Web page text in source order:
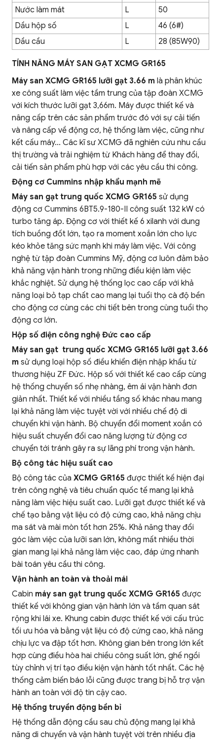
Nước làm mát L
50
Dầu hộp số
L
46 (6#)
Dầu cầu
L 28 (85W90)
TÍNH NĂNG MÁY SAN GẠT XCMG GR165
Máy san XCMG GR165 lưỡi gạt 3.66 m là phân khúc
xe công suất làm việc tầm trung của tập đoàn XCMG
với kích thước lưỡi gạt 3,66m. Máy được thiết kế và
nâng cấp trên các sản phẩm trước đó với sự cải tiến
và nâng cấp về động cơ, hệ thống làm việc, cũng như
kết cấu máy... Các kĩ sư XCMG đã nghiên cứu nhu cầu
thị trường và trải nghiệm từ Khách hàng để thay đổi,
cải tiến sản phẩm phù hợp với các yêu cầu thi công.
Động cơ Cummins nhập khẩu mạnh mẽ
Máy san gạt trung quốc XCMG GR165 sử dụng
động cơ Cummins 6BT5.9-180-II công suất 132 kW có
turbo tăng áp. Động cơ với thiết kế 6 xilanh với dung
tích buồng đốt lớn, tạo ra moment xoắn lớn cho lực
kéo khỏe tăng sức mạnh khi máy làm việc. Với công
nghệ từ tập đoàn Cummins Mỹ, động cơ luôn đảm bảo
khả năng vận hành trong những điều kiện làm việc
khắc nghiệt. Sử dụng hệ thống lọc cao cấp với khả
năng loại bỏ tạp chất cao mang lại tuổi thọ cà độ bền
cho động cơ cùng các chi tiết bên trong cùng tuổi thọ
động cơ lớn.
Hộp số điện công nghệ Đức cao cấp
Máy san gạt trung quốc XCMG GR165 lưỡi gạt 3.66
m sử dụng loại hộp số điều khiển điện nhập khẩu từ
thương hiệu ZF Đức. Hộp số với thiết kế cao cấp cùng
hệ thống chuyển số nhẹ nhàng, êm ái vận hành đơn
giản nhất. Thiết kế với nhiều tầng số khác nhau mang
lại khả năng làm việc tuyệt vời với nhiều chế độ di
chuyển khi vận hành. Bộ chuyển đổi moment xoắn có
hiệu suất chuyển đổi cao năng lượng từ động cơ
chuyển tới tránh gây ra sự lãng phí trong vận hành.
Bộ công tác hiệu suất cao
Bộ công tác của XCMG GR165 được thiết kế hiện đại
trên công nghệ và tiêu chuẩn quốc tế mang lại khả
năng làm việc hiệu suất cao. Lưỡi gạt được thiết kế và
chế tạo bằng vật liệu có độ cứng cao, khả năng chịu
ma sát và mài mòn tốt hơn 25%. Khả năng thay đổi
góc làm việc của lưỡi san lớn, không mất nhiều thời
gian mang lại khả năng làm việc cao, đáp ứng nhanh
bài toán yêu cầu thi công.
Vận hành an toàn và thoải mái
Cabin máy san gạt trung quốc XCMG GR165 được
thiết kế với không gian vận hành lớn và tầm quan sát
rộng khi lái xe. Khung cabin được thiết kế với cấu trúc
tối ưu hóa và bằng vật liệu có độ cứng cao, khả năng
chịu lực va đập tốt hơn. Không gian bên trong lớn kết
hợp cùng điều hòa hai chiều công suất lớn, ghế ngồi
tùy chỉnh vị trí tạo điều kiện vận hành tốt nhất. Các hệ
thống cảm biến báo lỗi cũng được trang bị hỗ trợ vận
hành an toàn với độ tin cậy cao.
Hệ thống truyền động bền bỉ
Hệ thống dẫn động cầu sau chủ động mang lại khả
năng di chuyển và vận hành tuyệt vời trên nhiều địa